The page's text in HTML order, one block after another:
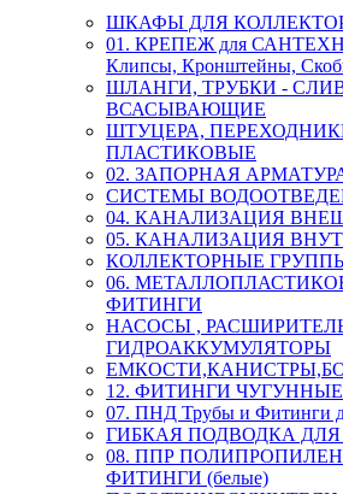
ШКАФЫ ДЛЯ
01. КРЕПЕЖ для
Клипсы, Кронштейны,
ШЛАНГИ, ТРУБКИ -
ВСАСЫВАЮЩИЕ
ШТУЦЕРА,
ПЛАСТИКОВЫЕ
02. ЗАПОРНАЯ АРМАТУРА
СИСТЕМЫ
04. КАНАЛИЗАЦИЯ
05. КАНАЛИЗАЦИЯ
КОЛЛЕКТОРНЫЕ
06.
ФИТИНГИ
НАСОСЫ ,
ГИДРОАККУМУЛЯТОРЫ
12. ФИТИНГИ ЧУГУННЫЕ
07. ПНД Трубы и Фитинги
ГИБКАЯ ПОДВОДКА ДЛЯ
08. ППР
ФИТИНГИ (белые)